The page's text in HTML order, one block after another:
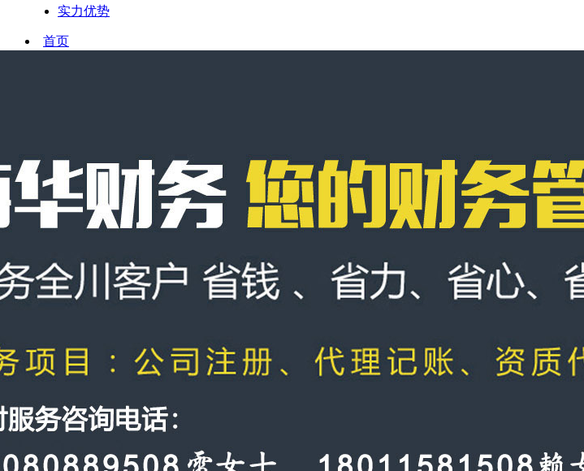
实力优势
首页